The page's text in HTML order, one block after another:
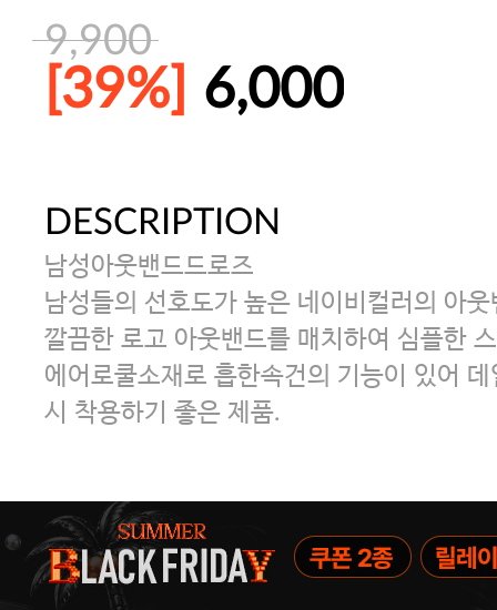
9,900
[39%] 6,000
[썸머블프] 1만원 할인 쿠폰(8.1~31)
[썸머블프] 2만원 할인 쿠폰(8.1~31)
속옷 교체 10% 쿠폰(8.1~31)/7만
DESCRIPTION
남성아웃밴드드로즈
남성들의 선호도가 높은 네이비컬러의 아
깔끔한 로고 아웃밴드를 매치하여 심플한
에어로쿨소재로 흡한속건의 기능이 있어
시 착용하기 좋은 제품.